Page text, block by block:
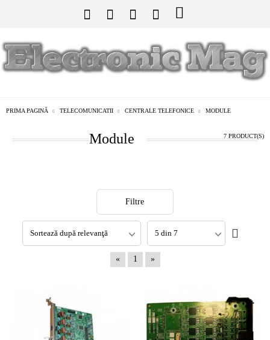
PRIMA PAGINĂ TELECOMUNICATII CENTRALE TELEFONICE MODULE
7 PRODUCT(S)
Module
Filtre
« 1 »